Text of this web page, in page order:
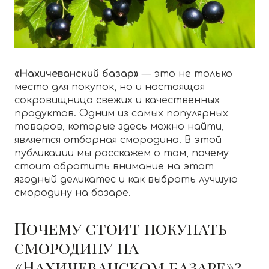
«Нахичеванский базар» — это не только
место для покупок, но и настоящая
сокровищница свежих и качественных
продуктов. Одним из самых популярных
товаров, которые здесь можно найти,
является отборная смородина. В этой
публикации мы расскажем о том, почему
стоит обратить внимание на этот
ягодный деликатес и как выбрать лучшую
смородину на базаре.
Почему стоит покупать
смородину на